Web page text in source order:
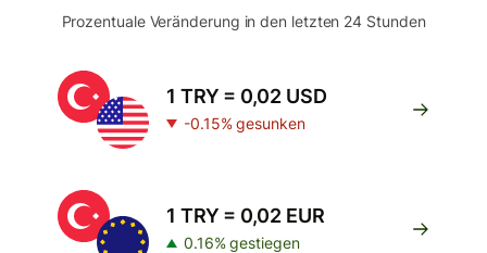
Prozentuale Veränderung in den letzten 24 Stunden
1 TRY = 0,02 USD
-0.15% gesunken
1 TRY = 0,02 EUR
0.16% gestiegen